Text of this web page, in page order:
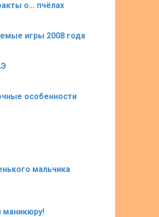
о… пчёлах
игры 2008 года
особенности
мальчика
маникюру!